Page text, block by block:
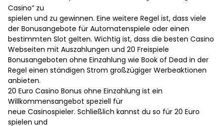
Casino“ zu
spielen und zu gewinnen. Eine weitere Regel ist, dass viele
der Bonusangebote für Automatenspiele oder einen
bestimmten Slot gelten. Wichtig ist, dass die besten Casino
Webseiten mit Auszahlungen und 20 Freispiele
Bonusangeboten ohne Einzahlung wie Book of Dead in der
Regel einen ständigen Strom großzügiger Werbeaktionen
anbieten.
20 Euro Casino Bonus ohne Einzahlung ist ein
Willkommensangebot speziell für
neue Casinospieler. Schließlich kannst du so für 20 Euro
spielen und